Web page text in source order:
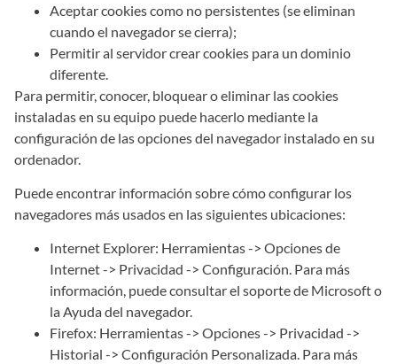
Aceptar cookies como no persistentes (se eliminan
cuando el navegador se cierra);
Permitir al servidor crear cookies para un dominio
diferente.
Para permitir, conocer, bloquear o eliminar las cookies
instaladas en su equipo puede hacerlo mediante la
configuración de las opciones del navegador instalado en su
ordenador.
Puede encontrar información sobre cómo configurar los
navegadores más usados en las siguientes ubicaciones:
Internet Explorer: Herramientas -> Opciones de
Internet -> Privacidad -> Configuración. Para más
información, puede consultar el soporte de Microsoft o
la Ayuda del navegador.
Firefox: Herramientas -> Opciones -> Privacidad ->
Historial -> Configuración Personalizada. Para más